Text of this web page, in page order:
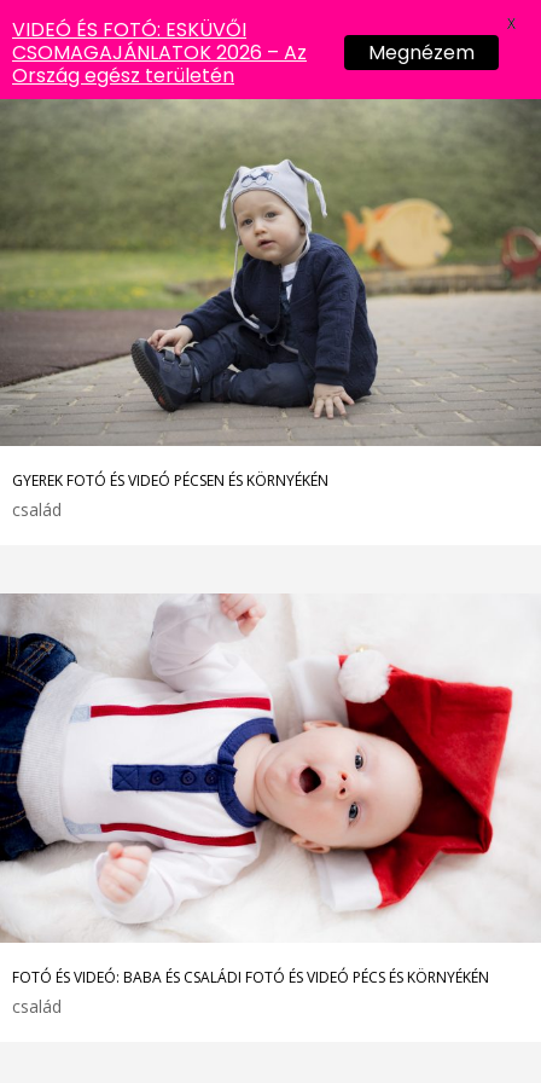
GYEREK FOTÓ ÉS VIDEÓ PÉCSEN ÉS KÖRNYÉKÉN
család
FOTÓ ÉS VIDEÓ: BABA ÉS CSALÁDI FOTÓ ÉS VIDEÓ PÉCS ÉS KÖRNYÉKÉN
család
VIDEÓ ÉS FOTÓ: ESKÜVŐI
CSOMAGAJÁNLATOK 2026 – Az
Ország egész területén
Megnézem
X